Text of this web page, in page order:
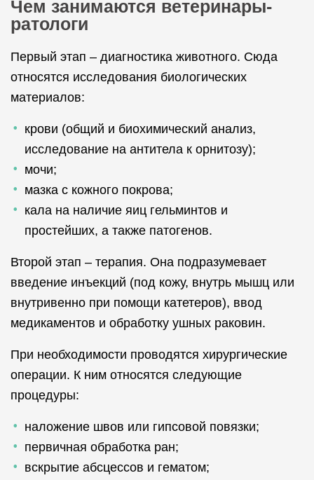
Чем занимаются ветеринары-
ратологи
Первый этап – диагностика животного. Сюда
относятся исследования биологических
материалов:
крови (общий и биохимический анализ,
исследование на антитела к орнитозу);
мочи;
мазка с кожного покрова;
кала на наличие яиц гельминтов и
простейших, а также патогенов.
Второй этап – терапия. Она подразумевает
введение инъекций (под кожу, внутрь мышц или
внутривенно при помощи катетеров), ввод
медикаментов и обработку ушных раковин.
При необходимости проводятся хирургические
операции. К ним относятся следующие
процедуры:
наложение швов или гипсовой повязки;
первичная обработка ран;
вскрытие абсцессов и гематом;